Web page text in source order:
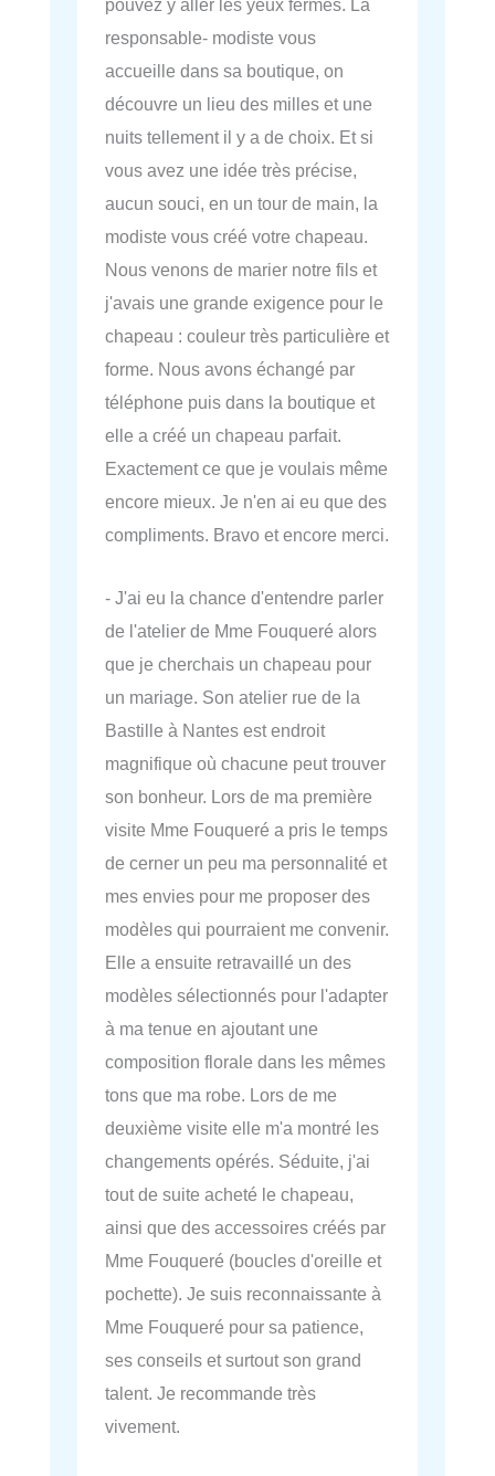
pouvez y aller les yeux fermés. La
responsable- modiste vous
accueille dans sa boutique, on
découvre un lieu des milles et une
nuits tellement il y a de choix. Et si
vous avez une idée très précise,
aucun souci, en un tour de main, la
modiste vous créé votre chapeau.
Nous venons de marier notre fils et
j'avais une grande exigence pour le
chapeau : couleur très particulière et
forme. Nous avons échangé par
téléphone puis dans la boutique et
elle a créé un chapeau parfait.
Exactement ce que je voulais même
encore mieux. Je n'en ai eu que des
compliments. Bravo et encore merci.
- J'ai eu la chance d'entendre parler
de l'atelier de Mme Fouqueré alors
que je cherchais un chapeau pour
un mariage. Son atelier rue de la
Bastille à Nantes est endroit
magnifique où chacune peut trouver
son bonheur. Lors de ma première
visite Mme Fouqueré a pris le temps
de cerner un peu ma personnalité et
mes envies pour me proposer des
modèles qui pourraient me convenir.
Elle a ensuite retravaillé un des
modèles sélectionnés pour l'adapter
à ma tenue en ajoutant une
composition florale dans les mêmes
tons que ma robe. Lors de me
deuxième visite elle m'a montré les
changements opérés. Séduite, j'ai
tout de suite acheté le chapeau,
ainsi que des accessoires créés par
Mme Fouqueré (boucles d'oreille et
pochette). Je suis reconnaissante à
Mme Fouqueré pour sa patience,
ses conseils et surtout son grand
talent. Je recommande très
vivement.